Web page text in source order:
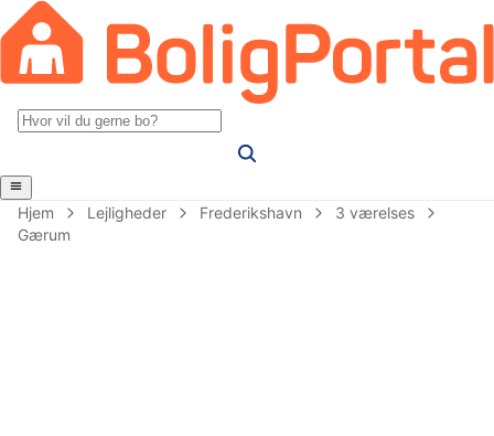
Hjem Lejligheder Frederikshavn
3 værelses
Gærum